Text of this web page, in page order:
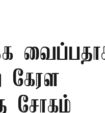
கேரள
சோகம்